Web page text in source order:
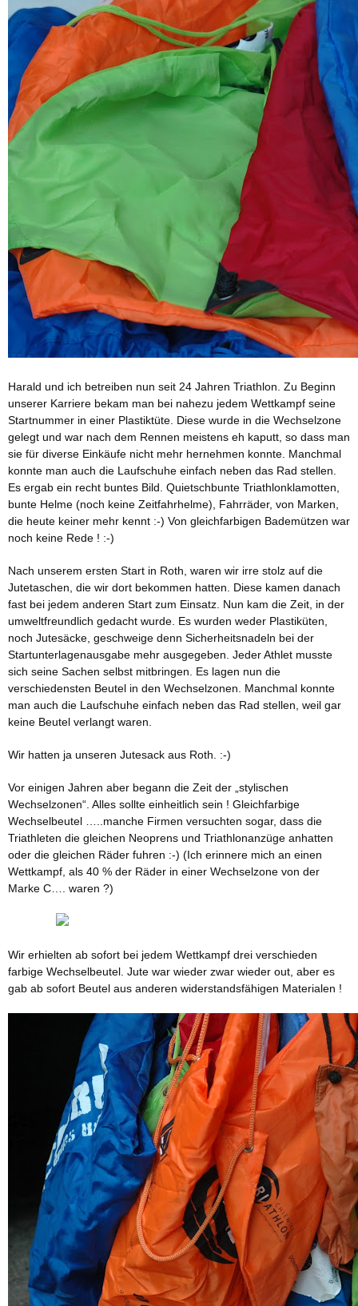
Harald und ich betreiben nun seit 24 Jahren Triathlon. Zu Beginn
unserer Karriere bekam man bei nahezu jedem Wettkampf seine
Startnummer in einer Plastiktüte. Diese wurde in die Wechselzone
gelegt und war nach dem Rennen meistens eh kaputt, so dass man
sie für diverse Einkäufe nicht mehr hernehmen konnte. Manchmal
konnte man auch die Laufschuhe einfach neben das Rad stellen.
Es ergab ein recht buntes Bild. Quietschbunte Triathlonklamotten,
bunte Helme (noch keine Zeitfahrhelme), Fahrräder, von Marken,
die heute keiner mehr kennt :-) Von gleichfarbigen Bademützen war
noch keine Rede ! :-)
Nach unserem ersten Start in Roth, waren wir irre stolz auf die
Jutetaschen, die wir dort bekommen hatten. Diese kamen danach
fast bei jedem anderen Start zum Einsatz. Nun kam die Zeit, in der
umweltfreundlich gedacht wurde. Es wurden weder Plastiküten,
noch Jutesäcke, geschweige denn Sicherheitsnadeln bei der
Startunterlagenausgabe mehr ausgegeben. Jeder Athlet musste
sich seine Sachen selbst mitbringen. Es lagen nun die
verschiedensten Beutel in den Wechselzonen. Manchmal konnte
man auch die Laufschuhe einfach neben das Rad stellen, weil gar
keine Beutel verlangt waren.
Wir hatten ja unseren Jutesack aus Roth. :-)
Vor einigen Jahren aber begann die Zeit der „stylischen
Wechselzonen“. Alles sollte einheitlich sein ! Gleichfarbige
Wechselbeutel …..manche Firmen versuchten sogar, dass die
Triathleten die gleichen Neoprens und Triathlonanzüge anhatten
oder die gleichen Räder fuhren :-) (Ich erinnere mich an einen
Wettkampf, als 40 % der Räder in einer Wechselzone von der
Marke C…. waren ?)
Wir erhielten ab sofort bei jedem Wettkampf drei verschieden
farbige Wechselbeutel. Jute war wieder zwar wieder out, aber es
gab ab sofort Beutel aus anderen widerstandsfähigen Materialen !